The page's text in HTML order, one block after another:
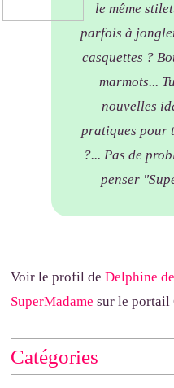
le même
parfois à
casquettes ?
marmots...
nouvelles
pratiques pour
?... Pas de
penser
Voir le profil de Delphine de
SuperMadame sur le portail
Catégories